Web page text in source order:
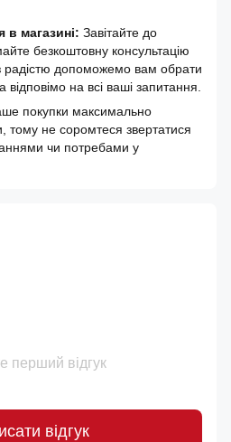
в магазині: Завітайте до
безкоштовну консультацію
радістю допоможемо вам обрати
на всі ваші запитання.
покупки максимально
тому не соромтеся звертатися
чи потребами у
перший відгук
відгук